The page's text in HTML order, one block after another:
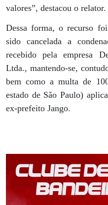
valores”, destacou o relator.
Dessa forma, o recurso
sido cancelada a
recebido pela empresa
Ltda., mantendo-se,
bem como a multa de
estado de São Paulo)
ex-prefeito Jango.